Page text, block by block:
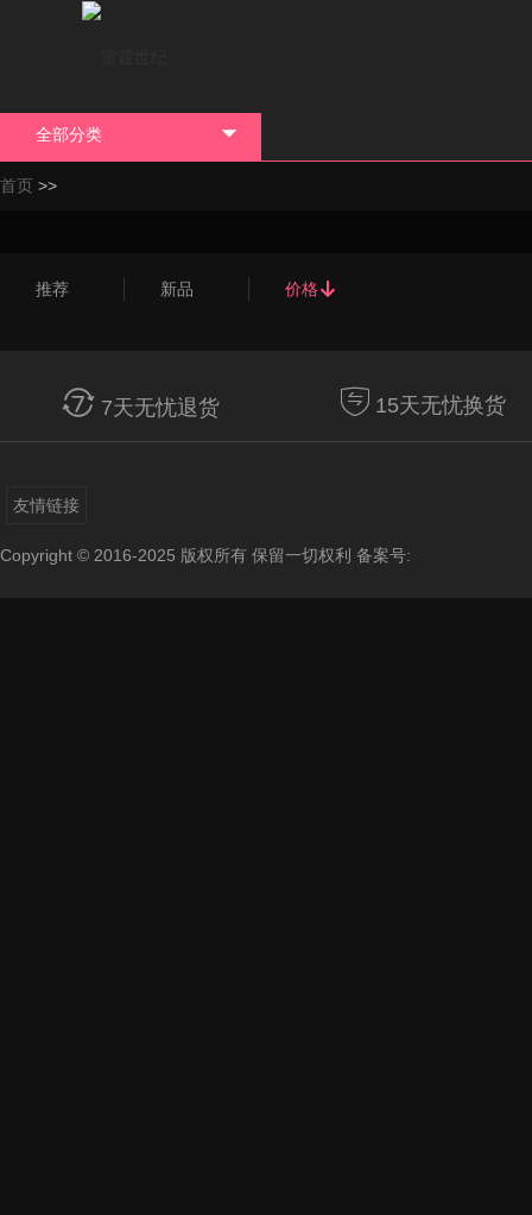
全部分类 
首页 >>
推荐 新品 价格
 7天无忧退货 15天无忧换货
友情链接
Copyright © 2016-2025 版权所有 保留一切权利 备案号: